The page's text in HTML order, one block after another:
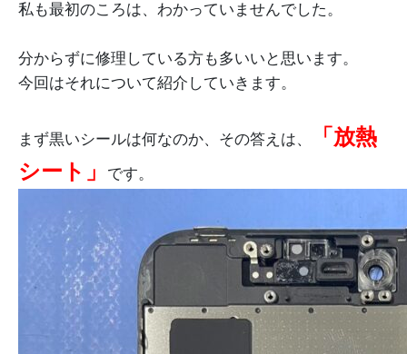
私も最初のころは、わかっていませんでした。
分からずに修理している方も多いいと思います。
今回はそれについて紹介していきます。
まず黒いシールは何なのか、その答えは、
「放熱
シート」
です。